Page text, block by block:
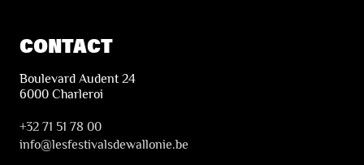
CONTACT
Boulevard Audent 24
6000 Charleroi
+32 71 51 78 00
info@lesfestivalsdewallonie.be